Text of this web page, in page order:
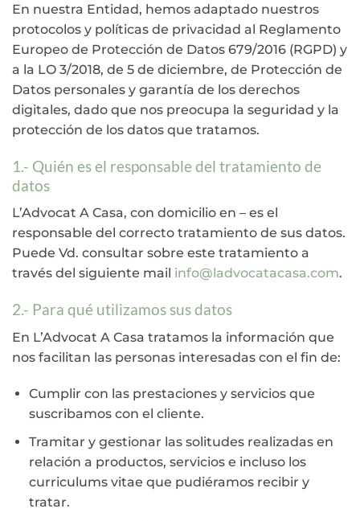
En nuestra Entidad, hemos adaptado nuestros
protocolos y políticas de privacidad al Reglamento
Europeo de Protección de Datos 679/2016 (RGPD) y
a la LO 3/2018, de 5 de diciembre, de Protección de
Datos personales y garantía de los derechos
digitales, dado que nos preocupa la seguridad y la
protección de los datos que tratamos.
1.- Quién es el responsable del tratamiento de
datos
L’Advocat A Casa, con domicilio en – es el
responsable del correcto tratamiento de sus datos.
Puede Vd. consultar sobre este tratamiento a
través del siguiente mail info@ladvocatacasa.com.
2.- Para qué utilizamos sus datos
En L’Advocat A Casa tratamos la información que
nos facilitan las personas interesadas con el fin de:
Cumplir con las prestaciones y servicios que
suscribamos con el cliente.
Tramitar y gestionar las solitudes realizadas en
relación a productos, servicios e incluso los
curriculums vitae que pudiéramos recibir y
tratar.